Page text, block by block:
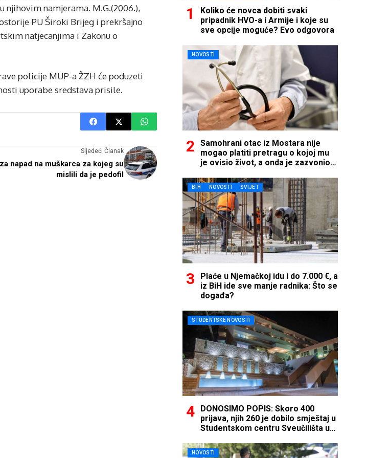
namjerama. M.G.(2006.),
PU Široki Brijeg i prekršajno
natjecanjima i Zakonu o
policije MUP-a ŽZH će poduzeti
uporabe sredstava prisile.
Sljedeći Članak
napad na muškarca za kojeg su
mislili da je pedofil
Koliko će novca dobiti svaki
pripadnik HVO-a i Armije i koje su
sve opcije moguće? Evo odgovora
NOVOSTI
Samohrani otac iz Mostara nije
mogao platiti pretragu o kojoj mu
je ovisio život, a onda je zazvonio
BIH NOVOSTI SVIJET
Plaće u Njemačkoj idu i do 7.000 €, a
iz BiH ide sve manje radnika: Što se
događa?
STUDENTSKE NOVOSTI
DONOSIMO POPIS: Skoro 400
prijava, njih 260 je dobilo smještaj u
Studentskom centru Sveučilišta u
NOVOSTI